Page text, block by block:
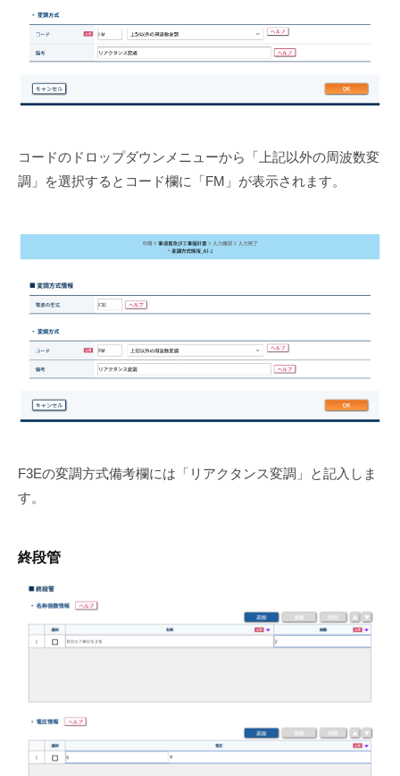
コードのドロップダウンメニューから「上記以外の周波数変
調」を選択するとコード欄に「FM」が表示されます。
F3Eの変調方式備考欄には「リアクタンス変調」と記入しま
す。
終段管